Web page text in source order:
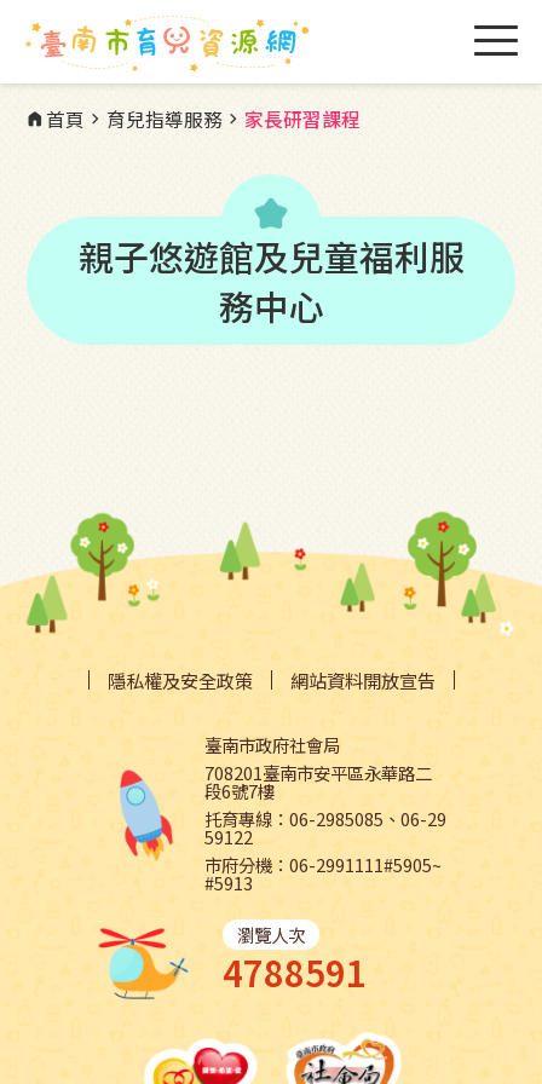
home首頁 chevron_right 育兒指導服務 chevron_right 家長研習課程
kid_star
親子悠遊館及兒童福利服
務中心
隱私權及安全政策 網站資料開放宣告
臺南市政府社會局
708201臺南市安平區永華路二
段6號7樓
托育專線：06-2985085、06-29
59122
市府分機：06-2991111#5905~
#5913
瀏覽人次
4788591